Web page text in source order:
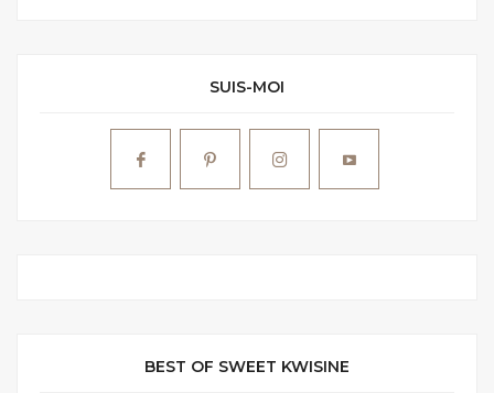
SUIS-MOI
BEST OF SWEET KWISINE